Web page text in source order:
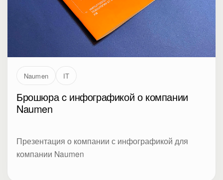
Naumen IT
Брошюра c инфографикой о компании
Naumen
Презентация о компании с инфографикой для
компании Naumen